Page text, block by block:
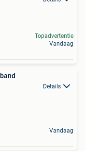
Topadvertentie
Vandaag
Details
Vandaag